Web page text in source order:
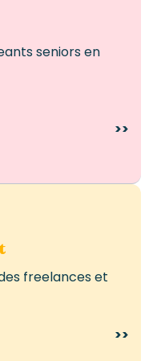
seniors en
>>
freelances et
>>
ou temporaires.